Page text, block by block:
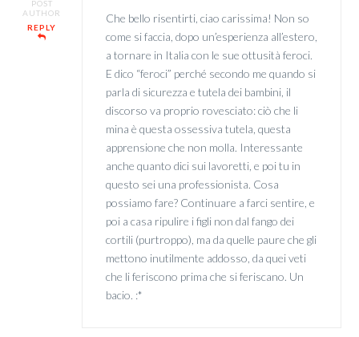
POST
AUTHOR
REPLY
Che bello risentirti, ciao carissima! Non so
come si faccia, dopo un’esperienza all’estero,
a tornare in Italia con le sue ottusità feroci.
E dico “feroci” perché secondo me quando si
parla di sicurezza e tutela dei bambini, il
discorso va proprio rovesciato: ciò che li
mina è questa ossessiva tutela, questa
apprensione che non molla. Interessante
anche quanto dici sui lavoretti, e poi tu in
questo sei una professionista. Cosa
possiamo fare? Continuare a farci sentire, e
poi a casa ripulire i figli non dal fango dei
cortili (purtroppo), ma da quelle paure che gli
mettono inutilmente addosso, da quei veti
che li feriscono prima che si feriscano. Un
bacio. :*